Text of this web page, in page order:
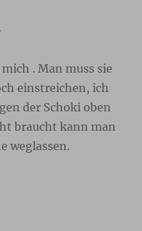
. Man muss sie
einstreichen, ich
der Schoki oben
braucht kann man
weglassen.